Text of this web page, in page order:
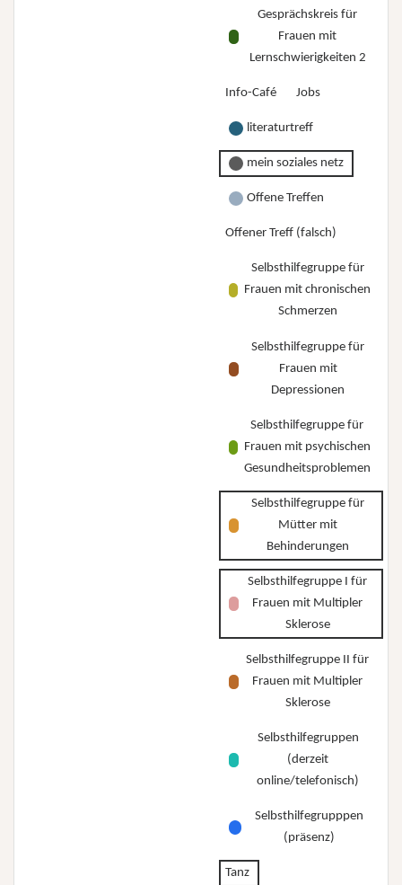
Gesprächskreis für
Frauen mit
Lernschwierigkeiten 2
Info-Café Jobs
literaturtreff
mein soziales netz
Offene Treffen
Offener Treff (falsch)
Selbsthilfegruppe für
Frauen mit chronischen
Schmerzen
Selbsthilfegruppe für
Frauen mit
Depressionen
Selbsthilfegruppe für
Frauen mit psychischen
Gesundheitsproblemen
Selbsthilfegruppe für
Mütter mit
Behinderungen
Selbsthilfegruppe I für
Frauen mit Multipler
Sklerose
Selbsthilfegruppe II für
Frauen mit Multipler
Sklerose
Selbsthilfegruppen
(derzeit
online/telefonisch)
Selbsthilfegrupppen
(präsenz)
Tanz